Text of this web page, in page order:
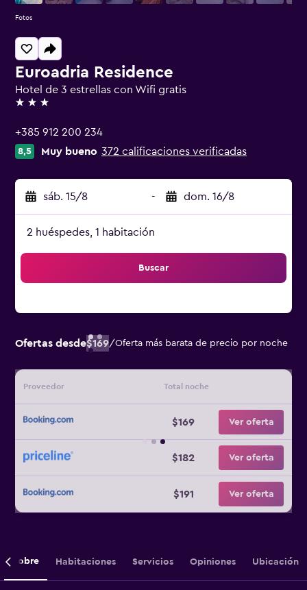
Euroadria Residence
Hotel de 3 estrellas con Wifi gratis
3 estrellas
+385 912 200 234
8,5 Muy bueno 372 calificaciones verificadas
sáb. 15/8 - dom. 16/8
2 huéspedes, 1 habitación
Buscar
Ofertas desde$169/Oferta más barata de precio por noche
Proveedor Total noche
$169 Ver oferta
$182 Ver oferta
$191 Ver oferta
Fotos
Sobre Habitaciones Servicios Opiniones Ubicación